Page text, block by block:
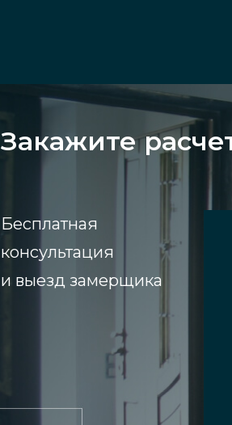
Закажите
Бесплатная
консультация
и выезд замерщика